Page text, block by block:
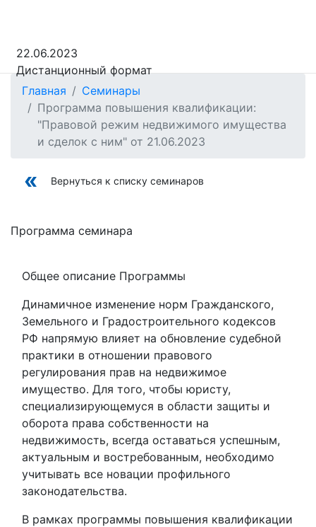
22.06.2023
Дистанционный формат
Главная
Семинары
Программа повышения квалификации:
"Правовой режим недвижимого имущества
и сделок с ним" от 21.06.2023
Вернуться к списку семинаров
Программа семинара
Общее описание Программы
Динамичное изменение норм Гражданского,
Земельного и Градостроительного кодексов
РФ напрямую влияет на обновление судебной
практики в отношении правового
регулирования прав на недвижимое
имущество. Для того, чтобы юристу,
специализирующемуся в области защиты и
оборота права собственности на
недвижимость, всегда оставаться успешным,
актуальным и востребованным, необходимо
учитывать все новации профильного
законодательства.
В рамках программы повышения квалификации